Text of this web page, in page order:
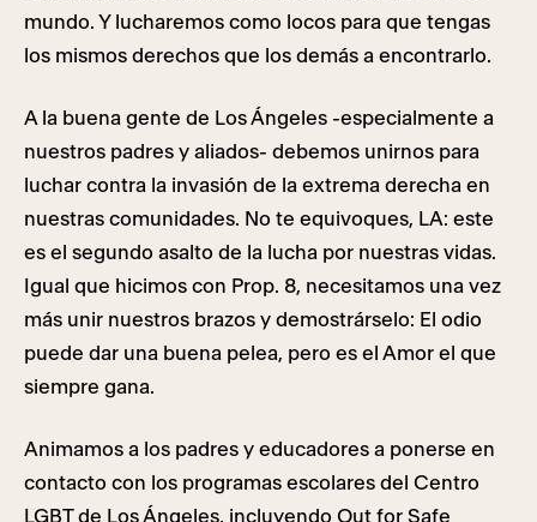
mundo. Y lucharemos como locos para que tengas
los mismos derechos que los demás a encontrarlo.
A la buena gente de Los Ángeles -especialmente a
nuestros padres y aliados- debemos unirnos para
luchar contra la invasión de la extrema derecha en
nuestras comunidades. No te equivoques, LA: este
es el segundo asalto de la lucha por nuestras vidas.
Igual que hicimos con Prop. 8, necesitamos una vez
más unir nuestros brazos y demostrárselo: El odio
puede dar una buena pelea, pero es el Amor el que
siempre gana.
Animamos a los padres y educadores a ponerse en
contacto con los programas escolares del Centro
LGBT de Los Ángeles, incluyendo Out for Safe